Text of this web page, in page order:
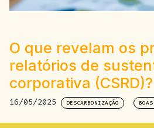
O que revelam os
relatórios de
corporativa (CSRD)?
16/05/2025 DESCARBONIZAÇÃO